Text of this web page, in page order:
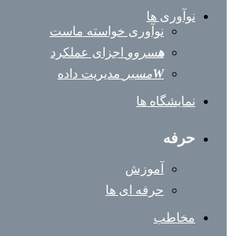
نوآوری ها
نوآوری خواسته ماست
هسروو
اجزای عملکرد
Wمسیر مدیریت داده
نمایشگاه ها
حرفه
آموزش
حرفه ای ها
مخاطب